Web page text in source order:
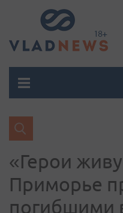
«Герои
Приморье
погибшими